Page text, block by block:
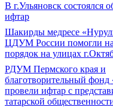
В г.Ульяновск состоялся
ифтар
Шакирды медресе
ЦДУМ России помогли
порядок на улицах
РДУМ Пермского края и
благотворительный фонд
провели ифтар с
татарской